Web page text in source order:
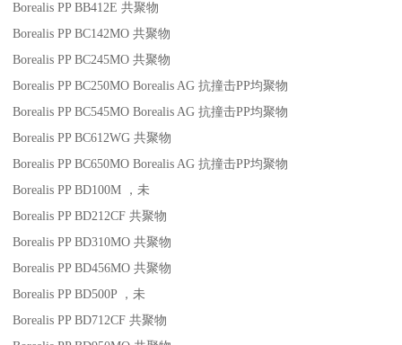
Borealis PP BB412E 共聚物
Borealis PP BC142MO 共聚物
Borealis PP BC245MO 共聚物
Borealis PP BC250MO Borealis AG 抗撞击PP均聚物
Borealis PP BC545MO Borealis AG 抗撞击PP均聚物
Borealis PP BC612WG 共聚物
Borealis PP BC650MO Borealis AG 抗撞击PP均聚物
Borealis PP BD100M
，未
Borealis PP BD212CF 共聚物
Borealis PP BD310MO 共聚物
Borealis PP BD456MO 共聚物
Borealis PP BD500P
，未
Borealis PP BD712CF 共聚物